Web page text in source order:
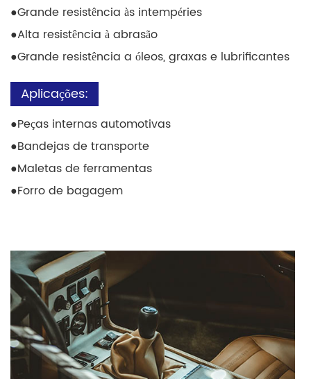
●Grande resistência às intempéries
●Alta resistência à abrasão
●Grande resistência a óleos, graxas e lubrificantes
Aplicações:
●Peças internas automotivas
●Bandejas de transporte
●Maletas de ferramentas
●Forro de bagagem